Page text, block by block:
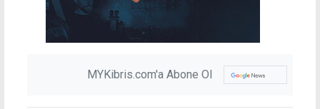
MYKibris.com'a Abone Ol